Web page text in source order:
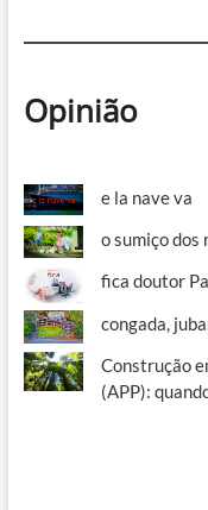
Opinião
e la nave va
o sumiço dos
fica doutor
congada,
Construção
(APP):